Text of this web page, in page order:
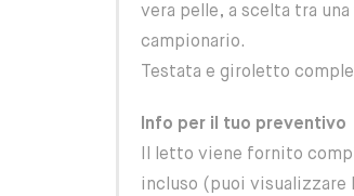
vera pelle, a scelta tra
campionario.
Testata e giroletto
Info per il tuo preventivo
Il letto viene fornito
incluso (puoi visualizzare